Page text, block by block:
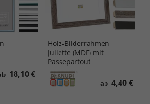
18,10 €
Holz-Bilderrahmen
Juliette (MDF) mit
Passepartout
ab 4,40 €